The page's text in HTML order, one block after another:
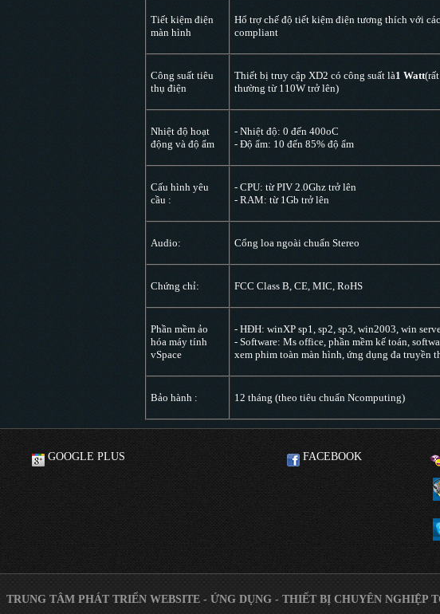
Tiết kiệm điện
màn hình
Hổ trợ chế độ tiết kiệm điện tương thích với
compliant
Công suất tiêu
thụ điện
Thiết bị truy cập XD2 có công suất là1 Watt
thường từ 110W trở lên)
Nhiệt độ hoạt
động và độ ẩm
- Nhiệt độ: 0 đến 400oC
- Độ ẩm: 10 đến 85% độ ẩm
Cấu hình yêu
cầu :
- CPU: từ PIV 2.0Ghz trở lên
- RAM: từ 1Gb trở lên
Audio: Cổng loa ngoài chuẩn Stereo
Chứng chỉ: FCC Class B, CE, MIC, RoHS
Phần mềm ảo
hóa máy tính
vSpace
- HĐH: winXP sp1, sp2, sp3, win2003, win
- Software: Ms office, phần mềm kế toán,
xem phim toàn màn hình, ứng dụng đa truyền
Bảo hành : 12 tháng (theo tiêu chuẩn Ncomputing)
GOOGLE PLUS FACEBOOK
TRUNG TÂM PHÁT TRIỂN WEBSITE - ỨNG DỤNG - THIẾT BỊ CHUYÊN NGHIỆP